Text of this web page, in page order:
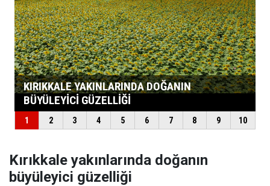
Kırıkkale yakınlarında doğanın
büyüleyici güzelliği